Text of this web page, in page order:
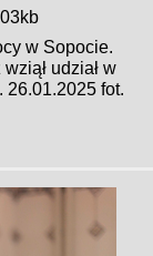
w Sopocie.
udział w
fot.